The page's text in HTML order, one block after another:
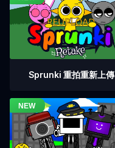
Sprunki 重拍重新上傳